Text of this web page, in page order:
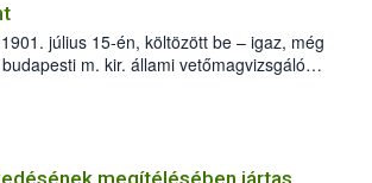
július 15-én, költözött be – igaz, még
m. kir. állami vetőmagvizsgáló
utca 15. szám alatti, Czigler Győző által
megítélésében jártas